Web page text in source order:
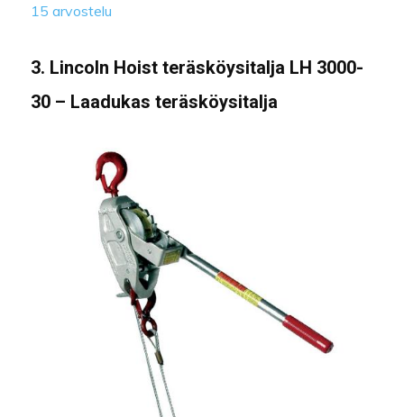
15 arvostelu
3. Lincoln Hoist teräsköysitalja LH 3000-
30 – Laadukas teräsköysitalja